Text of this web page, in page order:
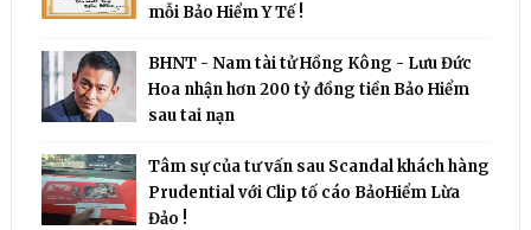
mỗi Bảo Hiểm Y Tế !
BHNT - Nam tài tử Hồng Kông - Lưu Đức
Hoa nhận hơn 200 tỷ đồng tiền Bảo Hiểm
sau tai nạn
Tâm sự của tư vấn sau Scandal khách hàng
Prudential với Clip tố cáo BảoHiểm Lừa
Đảo !